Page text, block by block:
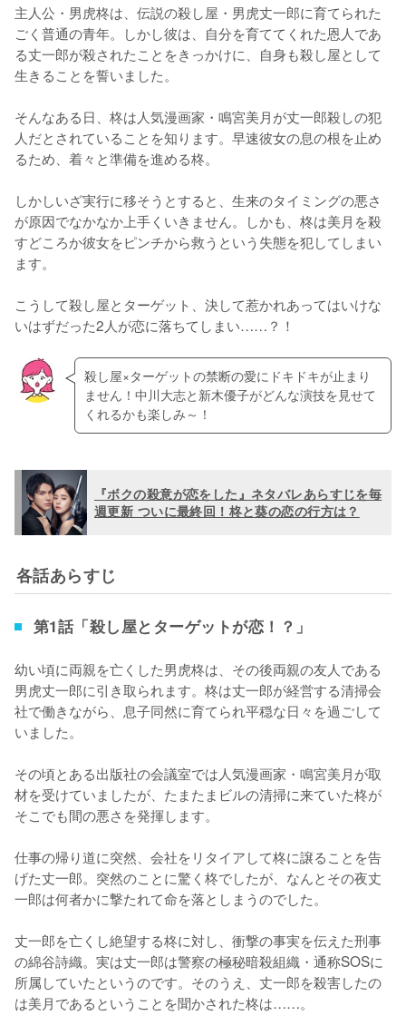
主人公・男虎柊は、伝説の殺し屋・男虎丈一郎に育てられた
ごく普通の青年。しかし彼は、自分を育ててくれた恩人であ
る丈一郎が殺されたことをきっかけに、自身も殺し屋として
生きることを誓いました。
そんなある日、柊は人気漫画家・鳴宮美月が丈一郎殺しの犯
人だとされていることを知ります。早速彼女の息の根を止め
るため、着々と準備を進める柊。
しかしいざ実行に移そうとすると、生来のタイミングの悪さ
が原因でなかなか上手くいきません。しかも、柊は美月を殺
すどころか彼女をピンチから救うという失態を犯してしまい
ます。
こうして殺し屋とターゲット、決して惹かれあってはいけな
いはずだった2人が恋に落ちてしまい……？！
殺し屋×ターゲットの禁断の愛にドキドキが止まり
ません！中川大志と新木優子がどんな演技を見せて
くれるかも楽しみ～！
『ボクの殺意が恋をした』ネタバレあらすじを毎
週更新 ついに最終回！柊と葵の恋の行方は？
各話あらすじ
第1話「殺し屋とターゲットが恋！？」
幼い頃に両親を亡くした男虎柊は、その後両親の友人である
男虎丈一郎に引き取られます。柊は丈一郎が経営する清掃会
社で働きながら、息子同然に育てられ平穏な日々を過ごして
いました。
その頃とある出版社の会議室では人気漫画家・鳴宮美月が取
材を受けていましたが、たまたまビルの清掃に来ていた柊が
そこでも間の悪さを発揮します。
仕事の帰り道に突然、会社をリタイアして柊に譲ることを告
げた丈一郎。突然のことに驚く柊でしたが、なんとその夜丈
一郎は何者かに撃たれて命を落としまうのでした。
丈一郎を亡くし絶望する柊に対し、衝撃の事実を伝えた刑事
の綿谷詩織。実は丈一郎は警察の極秘暗殺組織・通称SOSに
所属していたというのです。そのうえ、丈一郎を殺害したの
は美月であるということを聞かされた柊は……。